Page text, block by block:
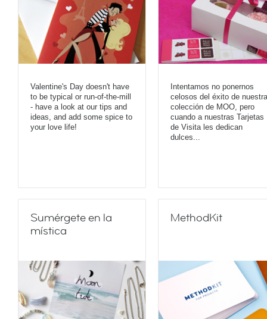
Valentine's Day doesn't have
to be typical or run-of-the-mill
- have a look at our tips and
ideas, and add some spice to
your love life!
Intentamos no ponernos
celosos del éxito de nuestra
colección de MOO, pero
cuando a nuestras Tarjetas
de Visita les dedican
dulces...
Sumérgete en la
mística
MethodKit